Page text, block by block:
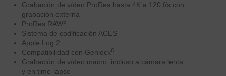
Grabación de vídeo ProRes hasta 4K a 120 f/s con
grabación externa
ProRes RAW5
Sistema de codificación ACES
Apple Log 2
Compati­bilidad con Genlock6
Grabación de vídeo macro, incluso a cámara lenta
y en time‑lapse